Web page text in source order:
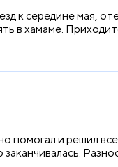
к середине мая,
в хамаме.
помогал и решил